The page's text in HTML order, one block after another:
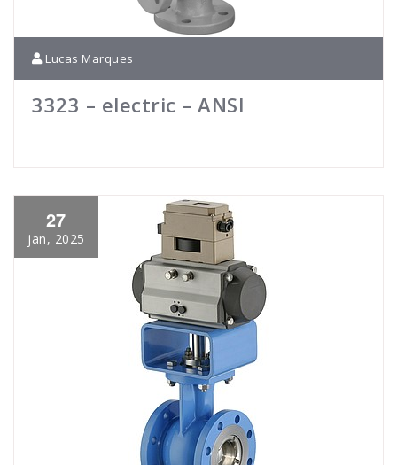
Lucas Marques
3323 – electric – ANSI
27
jan, 2025